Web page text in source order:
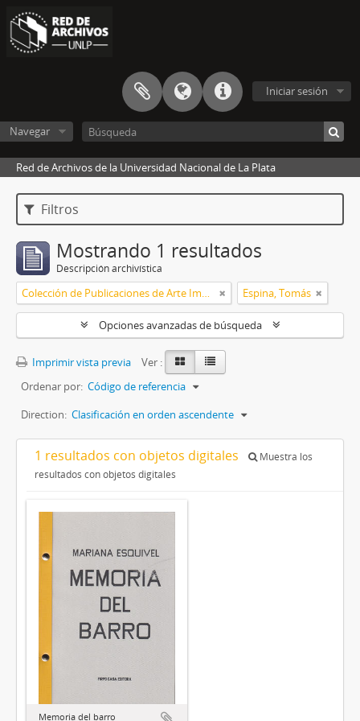
Iniciar sesión
Navegar
Red de Archivos de la Universidad Nacional de La Plata
Filtros
Mostrando 1 resultados
Descripción archivística
Colección de Publicaciones de Arte Impreso Espina, Tomás
Opciones avanzadas de búsqueda
Imprimir vista previa
Ver :
Ordenar por: Código de referencia
Direction: Clasificación en orden ascendente
1 resultados con objetos digitales
Muestra los
resultados con objetos digitales
Memoria del barro